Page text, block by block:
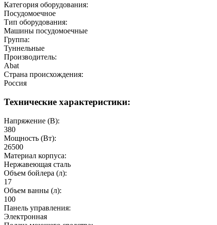
Категория оборудования:
Посудомоечное
Тип оборудования:
Машины посудомоечные
Группа:
Туннельные
Производитель:
Abat
Страна происхождения:
Россия
Технические характеристики:
Напряжение (В):
380
Мощность (Вт):
26500
Материал корпуса:
Нержавеющая сталь
Объем бойлера (л):
17
Объем ванны (л):
100
Панель управления:
Электронная